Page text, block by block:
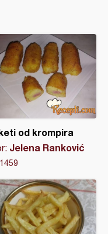
od krompira
Jelena Ranković
1459